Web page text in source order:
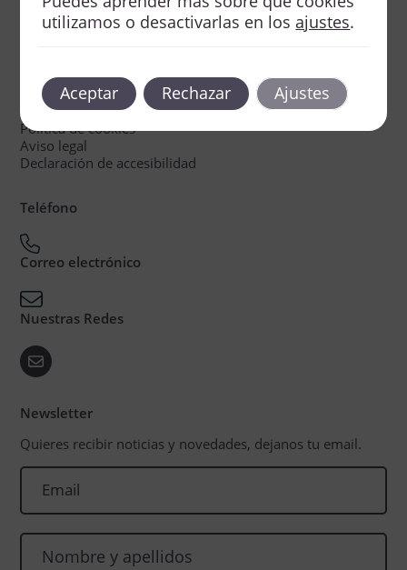
Legal
Política de privacidad
Política de cookies
Aviso legal
Declaración de accesibilidad
Teléfono
Correo electrónico
Nuestras Redes
Newsletter
Quieres recibir noticias y novedades, dejanos tu email.
utilizamos o desactivarlas en losajustes.
Aceptar Rechazar Ajustes